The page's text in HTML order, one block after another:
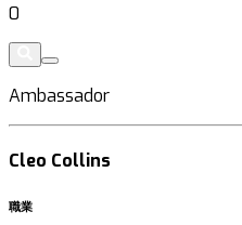
0
Ambassador
Cleo Collins
職業